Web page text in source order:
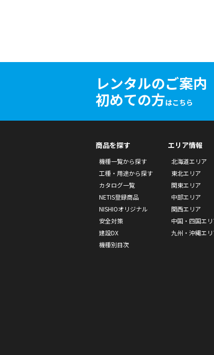
レンタルのご案内
初めての方はこちら
商品を探す
機種一覧から探す
工種・用途から探す
カタログ一覧
NETIS登録商品
NISHIOオリジナル
安全対策
建設DX
機種別目次
エリア情報
北海道エリア
東北エリア
関東エリア
中部エリア
関西エリア
中国・四国エリ
九州・沖縄エリ